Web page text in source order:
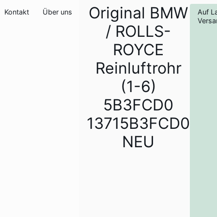
Kontakt Über uns
Original BMW
/ ROLLS-
ROYCE
Reinluftrohr
(1-6)
5B3FCD0
13715B3FCD0
NEU
Auf